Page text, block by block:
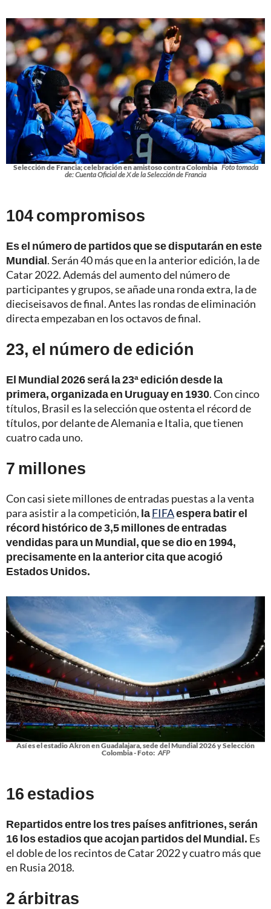
Selección de Francia; celebración en amistoso contra Colombia Foto tomada
de: Cuenta Oficial de X de la Selección de Francia
104 compromisos
Es el número de partidos que se disputarán en este
Mundial. Serán 40 más que en la anterior edición, la de
Catar 2022. Además del aumento del número de
participantes y grupos, se añade una ronda extra, la de
dieciseisavos de final. Antes las rondas de eliminación
directa empezaban en los octavos de final.
23, el número de edición
El Mundial 2026 será la 23ª edición desde la
primera, organizada en Uruguay en 1930. Con cinco
títulos, Brasil es la selección que ostenta el récord de
títulos, por delante de Alemania e Italia, que tienen
cuatro cada uno.
7 millones
Con casi siete millones de entradas puestas a la venta
para asistir a la competición, laFIFAespera batir el
récord histórico de 3,5 millones de entradas
vendidas para un Mundial, que se dio en 1994,
precisamente en la anterior cita que acogió
Estados Unidos.
Así es el estadio Akron en Guadalajara, sede del Mundial 2026 y Selección
Colombia - Foto: AFP
16 estadios
Repartidos entre los tres países anfitriones, serán
16 los estadios que acojan partidos del Mundial. Es
el doble de los recintos de Catar 2022 y cuatro más que
en Rusia 2018.
2 árbitras